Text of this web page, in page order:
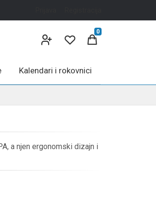
0
Kalendari i rokovnici
a njen ergonomski dizajn i